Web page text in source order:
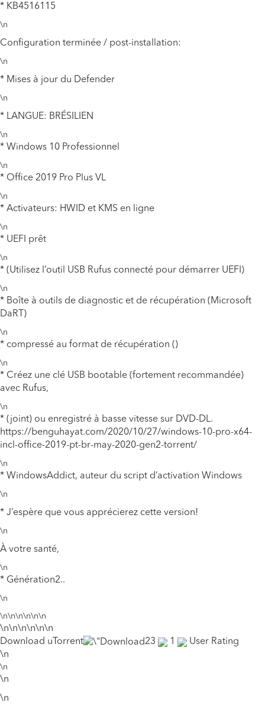
* KB4516115
\n
Configuration terminée / post-installation:
\n
* Mises à jour du Defender
\n
* LANGUE: BRÉSILIEN
\n
* Windows 10 Professionnel
\n
* Office 2019 Pro Plus VL
\n
* Activateurs: HWID et KMS en ligne
\n
* UEFI prêt
\n
* (Utilisez l’outil USB Rufus connecté pour démarrer UEFI)
\n
* Boîte à outils de diagnostic et de récupération (Microsoft
DaRT)
\n
* compressé au format de récupération ()
\n
* Créez une clé USB bootable (fortement recommandée)
avec Rufus,
\n
* (joint) ou enregistré à basse vitesse sur DVD-DL.
https://benguhayat.com/2020/10/27/windows-10-pro-x64-
incl-office-2019-pt-br-may-2020-gen2-torrent/
\n
* WindowsAddict, auteur du script d’activation Windows
\n
* J’espère que vous apprécierez cette version!
\n
À votre santé,
\n
* Génération2..
\n
\n\n\n\n\n\n
\n\n\n\n\n\n
Download uTorrent
\n
23 1 User Rating
\n
\n
\n